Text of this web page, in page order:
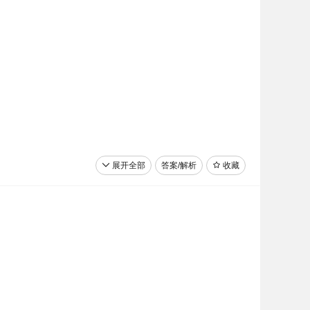
收藏
答案/解析
展开全部